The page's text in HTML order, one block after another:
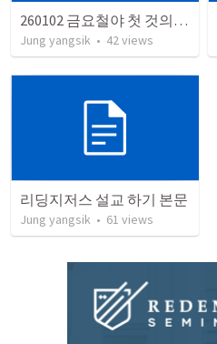
260102 금요철야 첫 것의 소중함
Jung yangsik • 42views
리딩지저스 설교 하기 본문
Jung yangsik • 61 views